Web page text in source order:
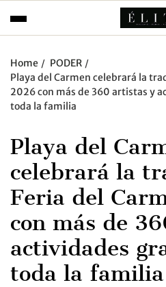
Home
PODER
Playa del Carmen celebrará la
2026 con más de 360 artistas y
toda la familia
Playa del
celebrará la
Feria del
con más de
actividades
toda la familia